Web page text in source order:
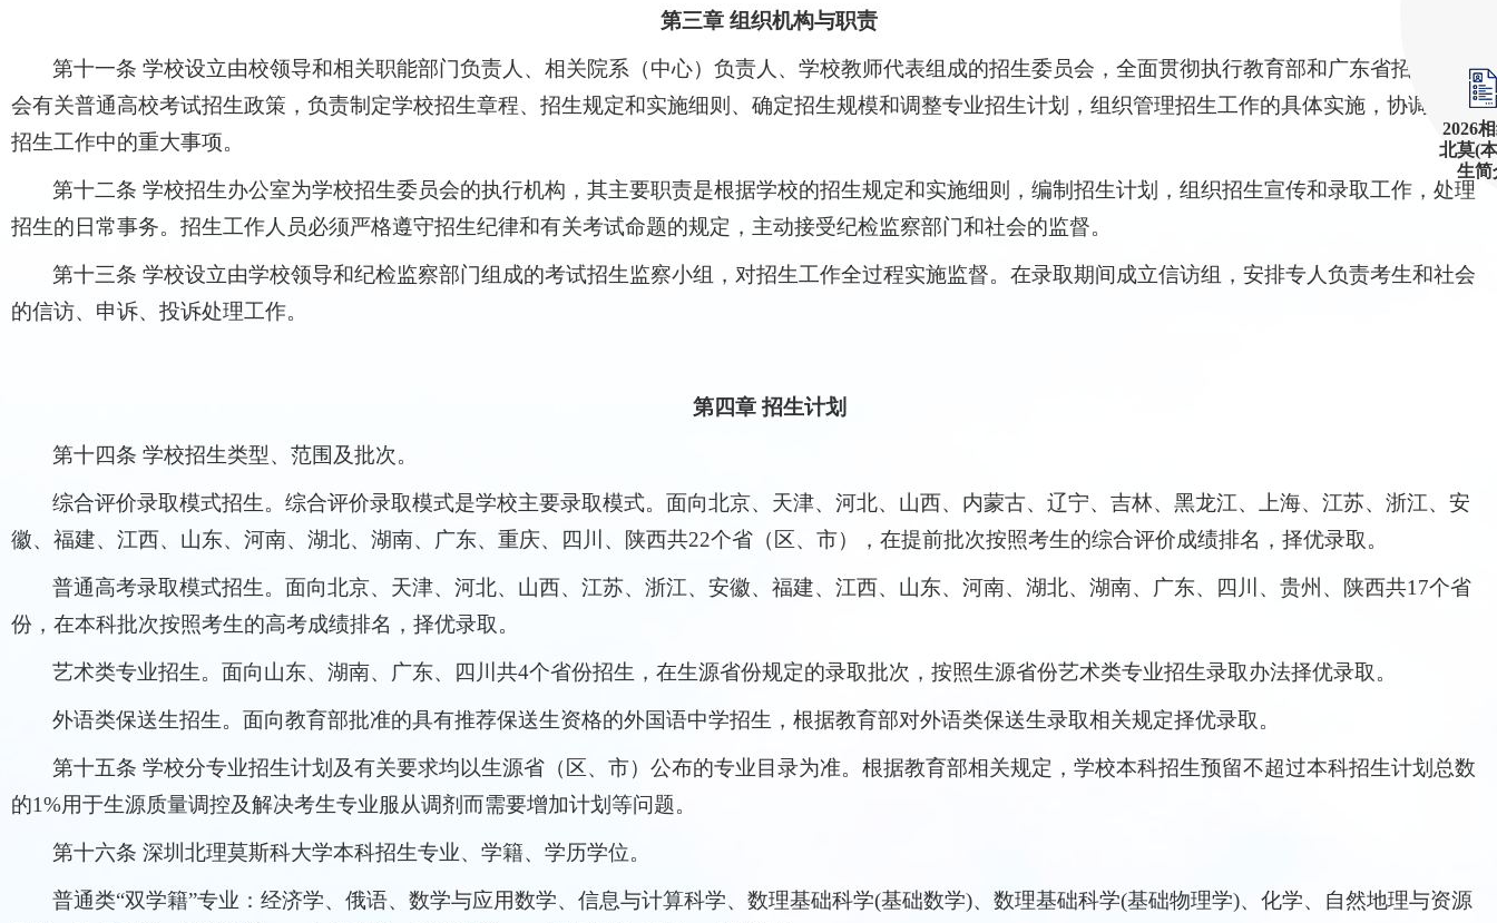
2026
北莫(
生简
第三章 组织机构与职责
第十一条 学校设立由校领导和相关职能部门负责人、相关院系（中心）负责人、学校教师代表组成的招生委员会，全面贯彻执行教育部和广东省招生委员
会有关普通高校考试招生政策，负责制定学校招生章程、招生规定和实施细则、确定招生规模和调整专业招生计划，组织管理招生工作的具体实施，协调处理
招生工作中的重大事项。
第十二条 学校招生办公室为学校招生委员会的执行机构，其主要职责是根据学校的招生规定和实施细则，编制招生计划，组织招生宣传和录取工作，处理
招生的日常事务。招生工作人员必须严格遵守招生纪律和有关考试命题的规定，主动接受纪检监察部门和社会的监督。
第十三条 学校设立由学校领导和纪检监察部门组成的考试招生监察小组，对招生工作全过程实施监督。在录取期间成立信访组，安排专人负责考生和社会
的信访、申诉、投诉处理工作。
第四章 招生计划
第十四条 学校招生类型、范围及批次。
综合评价录取模式招生。综合评价录取模式是学校主要录取模式。面向北京、天津、河北、山西、内蒙古、辽宁、吉林、黑龙江、上海、江苏、浙江、安
徽、福建、江西、山东、河南、湖北、湖南、广东、重庆、四川、陕西共22个省（区、市），在提前批次按照考生的综合评价成绩排名，择优录取。
普通高考录取模式招生。面向北京、天津、河北、山西、江苏、浙江、安徽、福建、江西、山东、河南、湖北、湖南、广东、四川、贵州、陕西共17个省
份，在本科批次按照考生的高考成绩排名，择优录取。
艺术类专业招生。面向山东、湖南、广东、四川共4个省份招生，在生源省份规定的录取批次，按照生源省份艺术类专业招生录取办法择优录取。
外语类保送生招生。面向教育部批准的具有推荐保送生资格的外国语中学招生，根据教育部对外语类保送生录取相关规定择优录取。
第十五条 学校分专业招生计划及有关要求均以生源省（区、市）公布的专业目录为准。根据教育部相关规定，学校本科招生预留不超过本科招生计划总数
的1%用于生源质量调控及解决考生专业服从调剂而需要增加计划等问题。
第十六条 深圳北理莫斯科大学本科招生专业、学籍、学历学位。
普通类“双学籍”专业：经济学、俄语、数学与应用数学、信息与计算科学、数理基础科学(基础数学)、数理基础科学(基础物理学)、化学、自然地理与资源